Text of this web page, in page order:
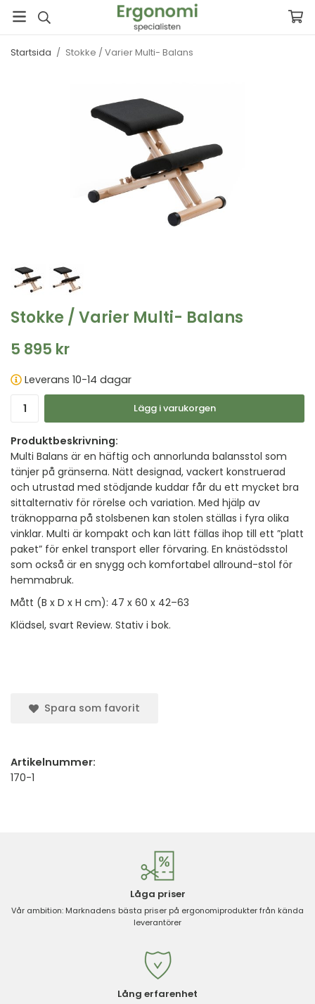
Startsida / Stokke / Varier Multi- Balans
Stokke / Varier Multi- Balans
5 895 kr
Leverans 10-14 dagar
Lägg i varukorgen
Produktbeskrivning:
Multi Balans är en häftig och annorlunda balansstol som
tänjer på gränserna. Nätt designad, vackert konstruerad
och utrustad med stödjande kuddar får du ett mycket bra
sittalternativ för rörelse och variation. Med hjälp av
träknopparna på stolsbenen kan stolen ställas i fyra olika
vinklar. Multi är kompakt och kan lätt fällas ihop till ett ”platt
paket” för enkel transport eller förvaring. En knästödsstol
som också är en snygg och komfortabel allround-stol för
hemmabruk.
Mått (B x D x H cm): 47 x 60 x 42–63
Klädsel, svart Review. Stativ i bok.
Spara som favorit
Artikelnummer:
170-1
Låga priser
Vår ambition: Marknadens bästa priser på ergonomiprodukter från kända
leverantörer
Lång erfarenhet